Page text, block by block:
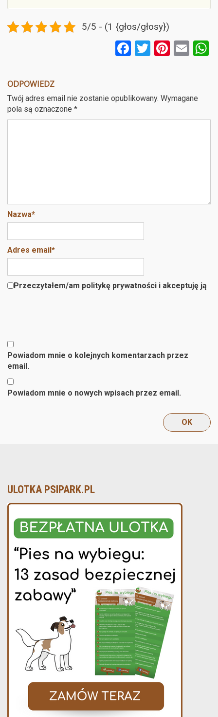
5/5 - (1 {głos/głosy})
F
b
o
T
er
Pi
es
E
ODPOWIEDZ
Twój adres email nie zostanie opublikowany. Wymagane
pola są oznaczone *
Nazwa*
Adres email*
Przeczytałem/am politykę prywatności i akceptuję ją
Powiadom mnie o kolejnych komentarzach przez
email.
Powiadom mnie o nowych wpisach przez email.
ULOTKA PSIPARK.PL